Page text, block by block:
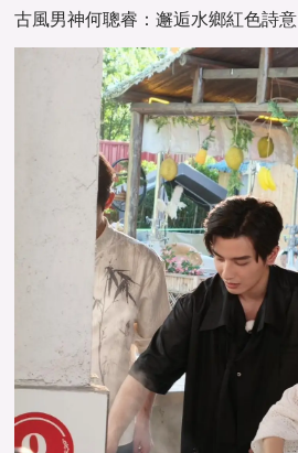
古風男神何聰睿：邂逅水鄉紅色詩意